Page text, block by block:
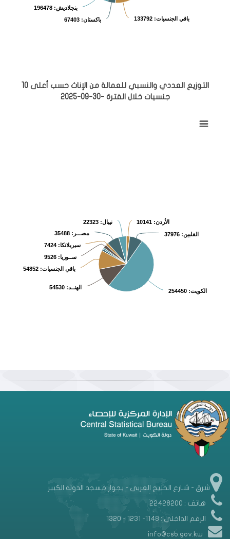
باقي الجنسيات: 133792 باكستان: 67403
بنجلاديش: 196478
End of interactive chart.
التوزيع العددي والنسبي للعمالة من الإناث حسب أعلى 10
جنسيات خلال الفترة -30-09-2025
الأردن: 10141
الفلبين: 37976
الكويت: 254450 الهنــد: 54530
باقي الجنسيات: 54852
ســوريا: 9526
سيريلانكا: 7424
مصـــر : 35488
نيبال: 22323
شرق - شـارع الخليج العربى - بجوار مسجد الدولة الكبير
هاتف : 22428200
الرقم الداخلي : 1148- 1231 - 1320
info@csb.gov.kw